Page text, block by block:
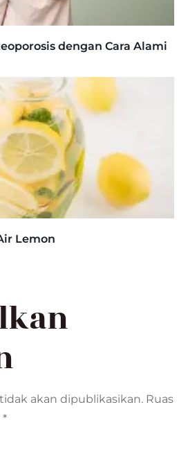
dengan Cara Alami
Lemon
akan dipublikasikan. Ruas
*